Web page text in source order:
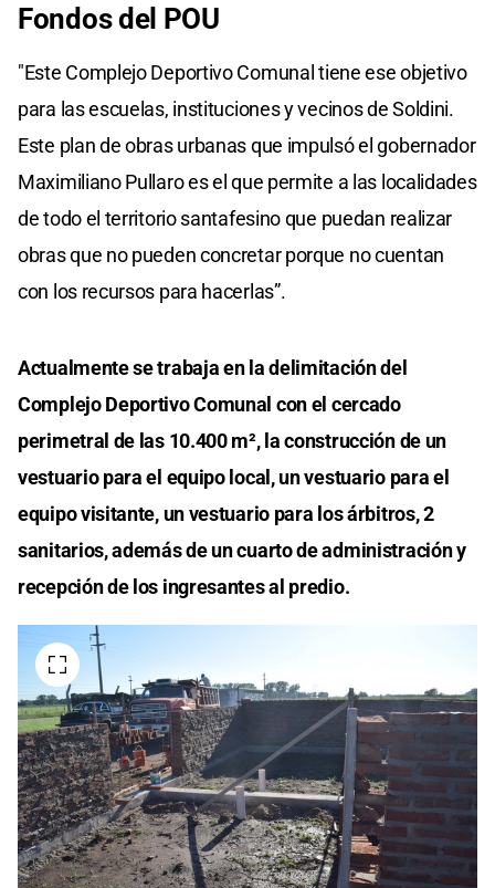
Fondos del POU
"Este Complejo Deportivo Comunal tiene ese objetivo
para las escuelas, instituciones y vecinos de Soldini.
Este plan de obras urbanas que impulsó el gobernador
Maximiliano Pullaro es el que permite a las localidades
de todo el territorio santafesino que puedan realizar
obras que no pueden concretar porque no cuentan
con los recursos para hacerlas”.
Actualmente se trabaja en la delimitación del
Complejo Deportivo Comunal con el cercado
perimetral de las 10.400 m², la construcción de un
vestuario para el equipo local, un vestuario para el
equipo visitante, un vestuario para los árbitros, 2
sanitarios, además de un cuarto de administración y
recepción de los ingresantes al predio.